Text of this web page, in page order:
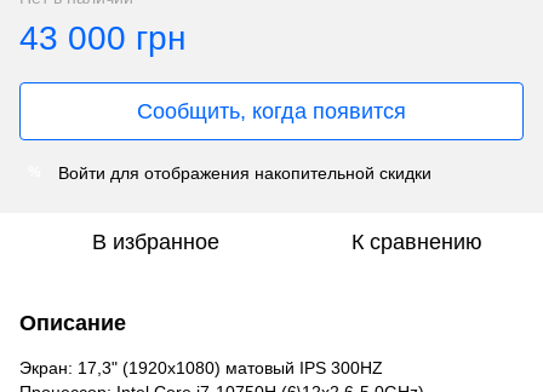
43 000 грн
Сообщить, когда появится
Войти для отображения накопительной скидки
В избранное К сравнению
Описание
Экран: 17,3" (1920x1080) матовый IPS 300HZ